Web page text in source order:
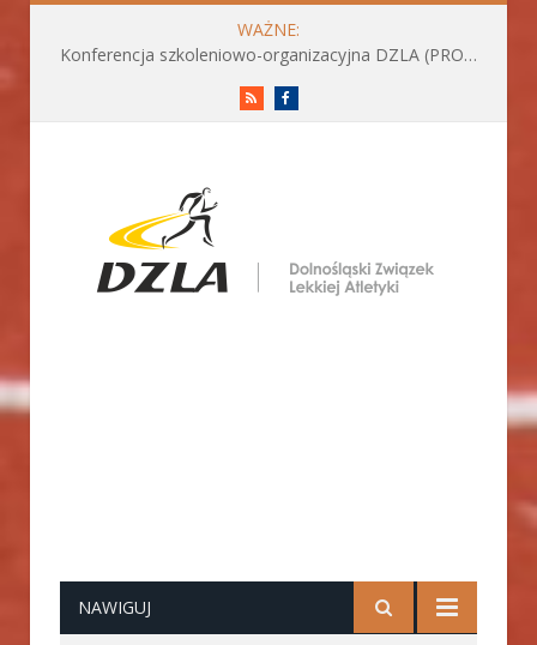
WAŻNE:
Konferencja szkoleniowo-organizacyjna DZLA (PROGRAM już do pobrania)
RSS
NAWIGUJ